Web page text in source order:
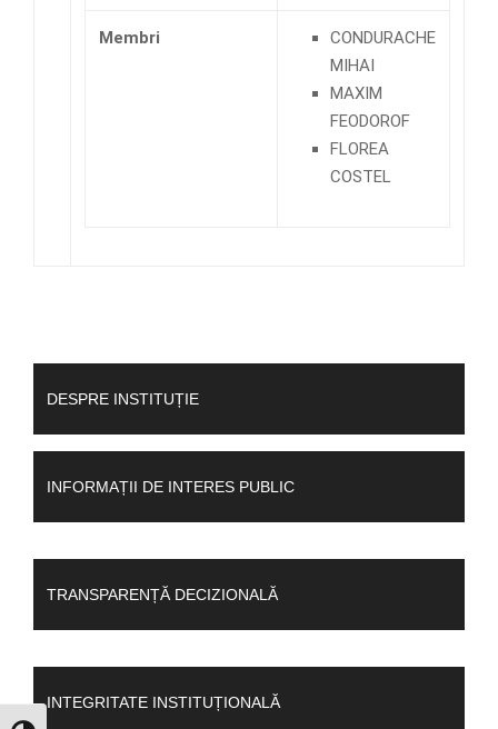
Membri
CONDURACHE
MIHAI
MAXIM
FEODOROF
FLOREA
COSTEL
DESPRE INSTITUȚIE
INFORMAȚII DE INTERES PUBLIC
TRANSPARENȚĂ DECIZIONALĂ
INTEGRITATE INSTITUȚIONALĂ